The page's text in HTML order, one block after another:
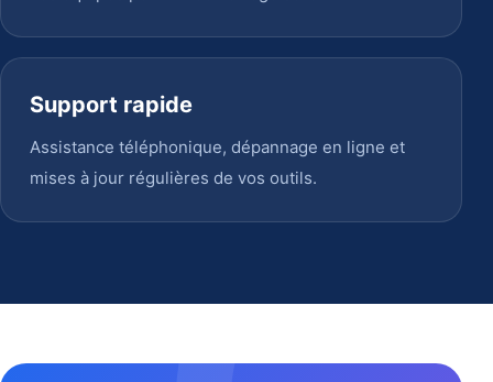
Support rapide
Assistance téléphonique, dépannage en ligne et
mises à jour régulières de vos outils.